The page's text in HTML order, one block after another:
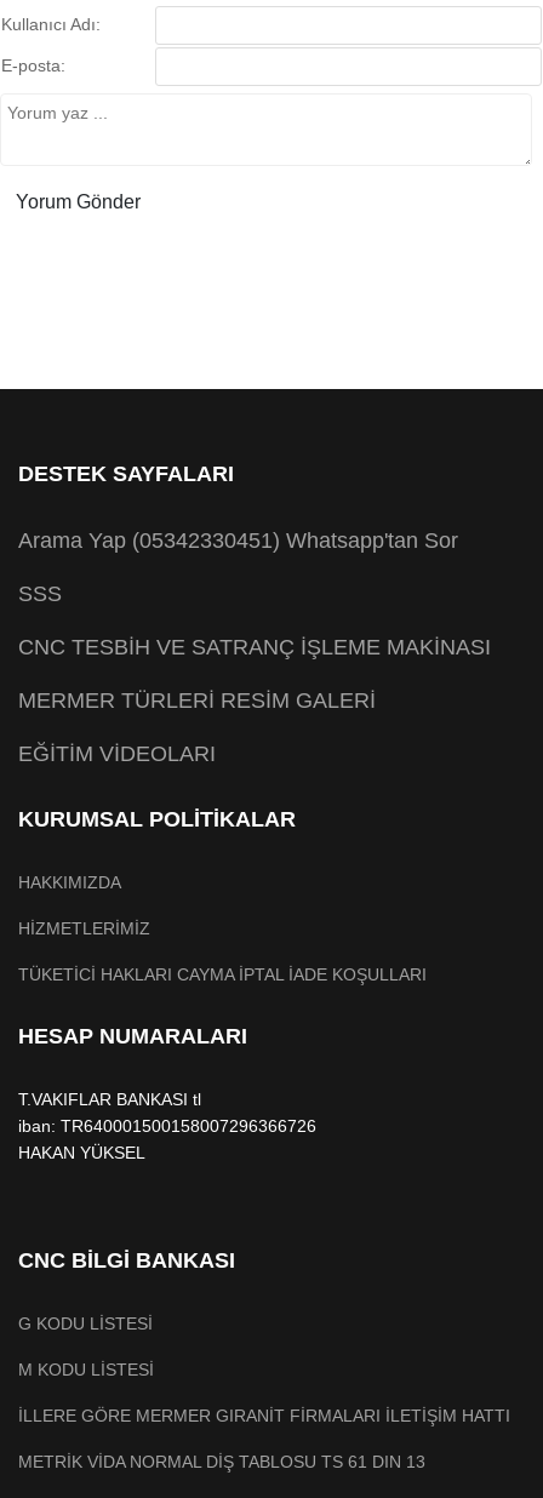
Kullanıcı Adı:
E-posta:
DESTEK SAYFALARI
Arama Yap (05342330451) Whatsapp'tan Sor
SSS
CNC TESBİH VE SATRANÇ İŞLEME MAKİNASI
MERMER TÜRLERİ RESİM GALERİ
EĞİTİM VİDEOLARI
KURUMSAL POLİTİKALAR
HAKKIMIZDA
HİZMETLERİMİZ
TÜKETİCİ HAKLARI CAYMA İPTAL İADE KOŞULLARI
HESAP NUMARALARI
T.VAKIFLAR BANKASI tl
iban: TR640001500158007296366726
HAKAN YÜKSEL
CNC BİLGİ BANKASI
G KODU LİSTESİ
M KODU LİSTESİ
İLLERE GÖRE MERMER GIRANİT FİRMALARI İLETİŞİM HATTI
METRİK VİDA NORMAL DİŞ TABLOSU TS 61 DIN 13